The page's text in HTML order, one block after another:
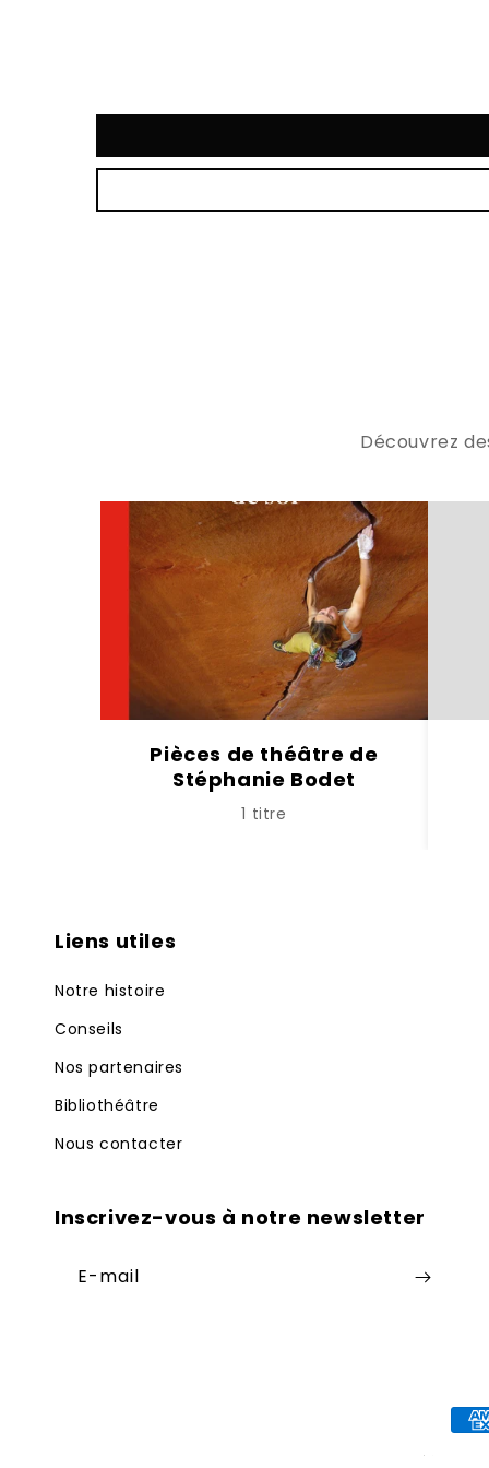
Découvrez
Pièces de théâtre de
Stéphanie Bodet
1 titre
Liens utiles
Notre histoire
Conseils
Nos partenaires
Bibliothéâtre
Nous contacter
Inscrivez-vous à notre newsletter
E-mail
Librairie Théâtrale